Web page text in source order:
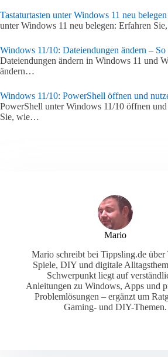
Tastaturtasten unter Windows 11 neu belegen
unter Windows 11 neu belegen: Erfahren
Windows 11/10: Dateiendungen ändern – So
Dateiendungen ändern in Windows 11 und
ändern…
Windows 11/10: PowerShell öffnen und
PowerShell unter Windows 11/10 öffnen
Sie, wie…
Mario
Mario schreibt bei Tippsling.de über
Spiele, DIY und digitale
Schwerpunkt liegt auf
Anleitungen zu Windows, Apps und
Problemlösungen – ergänzt um
Gaming- und DIY-Themen.